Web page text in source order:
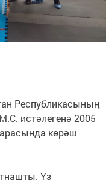
Республикасының
истәлегенә 2005
көрәш
Үз